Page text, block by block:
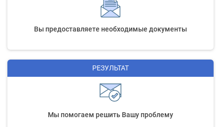
Вы предоставляете необходимые документы
РЕЗУЛЬТАТ
Мы помогаем решить Вашу проблему